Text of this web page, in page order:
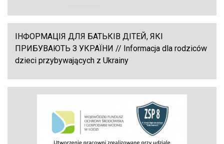
ІНФОРМАЦІЯ ДЛЯ БАТЬКІВ ДІТЕЙ, ЯКІ
ПРИБУВАЮТЬ З УКРАЇНИ // Informacja dla rodziców
dzieci przybywających z Ukrainy